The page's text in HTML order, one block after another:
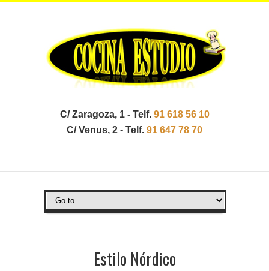
C/ Zaragoza, 1 - Telf. 91 618 56 10
C/ Venus, 2 - Telf. 91 647 78 70
Estilo Nórdico